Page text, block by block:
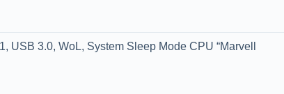
3.0, WoL, System Sleep Mode CPU “Marvell